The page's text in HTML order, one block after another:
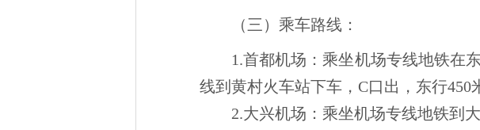
（三）乘车路线：
1.首都机场：乘坐机场专线地铁在
线到黄村火车站下车，C口出，东行450
2.大兴机场：乘坐机场专线地铁到